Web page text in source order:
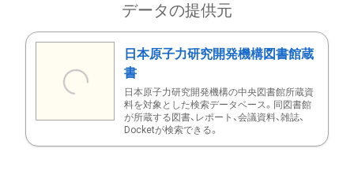
データの提供元
日本原子力研究開発機構図書館蔵
書
日本原子力研究開発機構の中央図書館所蔵資
料を対象とした検索データベース。同図書館
が所蔵する図書、レポート、会議資料、雑誌、
Docketが検索できる。